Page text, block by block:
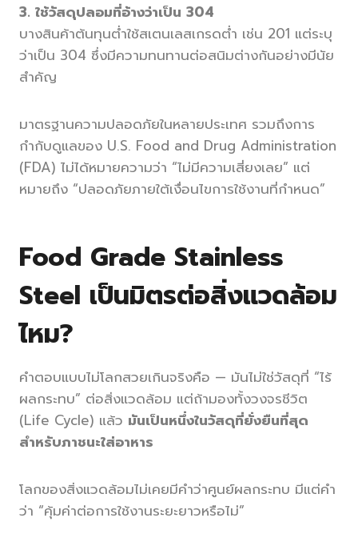
3. ใช้วัสดุปลอมที่อ้างว่าเป็น 304
บางสินค้าต้นทุนต่ำใช้สเตนเลสเกรดต่ำ เช่น 201 แต่ระบุ
ว่าเป็น 304 ซึ่งมีความทนทานต่อสนิมต่างกันอย่างมีนัย
สำคัญ
มาตรฐานความปลอดภัยในหลายประเทศ รวมถึงการ
กำกับดูแลของ U.S. Food and Drug Administration
(FDA) ไม่ได้หมายความว่า “ไม่มีความเสี่ยงเลย” แต่
หมายถึง “ปลอดภัยภายใต้เงื่อนไขการใช้งานที่กำหนด”
Food Grade Stainless
Steel เป็นมิตรต่อสิ่งแวดล้อม
ไหม?
คำตอบแบบไม่โลกสวยเกินจริงคือ — มันไม่ใช่วัสดุที่ “ไร้
ผลกระทบ” ต่อสิ่งแวดล้อม แต่ถ้ามองทั้งวงจรชีวิต
(Life Cycle) แล้ว มันเป็นหนึ่งในวัสดุที่ยั่งยืนที่สุด
สำหรับภาชนะใส่อาหาร
โลกของสิ่งแวดล้อมไม่เคยมีคำว่าศูนย์ผลกระทบ มีแต่คำ
ว่า “คุ้มค่าต่อการใช้งานระยะยาวหรือไม่”